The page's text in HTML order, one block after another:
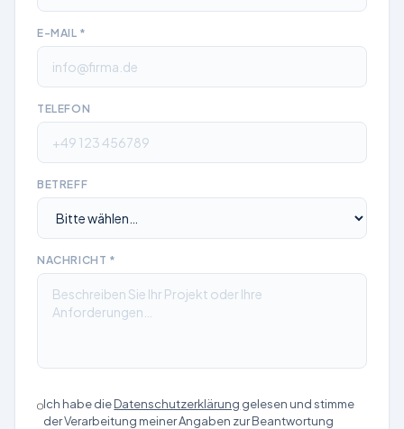
E-MAIL *
TELEFON
BETREFF
NACHRICHT *
Ich habe dieDatenschutzerklärung gelesen und stimme
der Verarbeitung meiner Angaben zur Beantwortung